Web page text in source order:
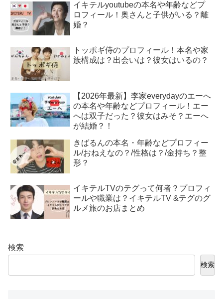
イキテルyoutubeの本名や年齢などプ
ロフィール！奥さんと子供がいる？離
婚？
トッポギ侍のプロフィール！本名や家
族構成は？出会いは？彼女はいるの？
【2026年最新】李家everydayのエーへ
の本名や年齢などプロフィール！エー
へは双子だった？彼女はみそ？エーへ
が結婚？！
きばるんの本名・年齢などプロフィー
ル/おねえなの？/性格は？/金持ち？整
形？
イキテルTVのテグって何者？プロフィ
ールや職業は？イキテルTV &テグのグ
ルメ旅のお店まとめ
検索
検索